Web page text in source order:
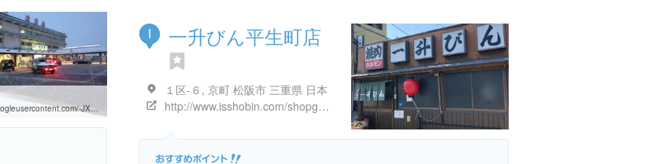
JXGFCMQirzc/U5MXamR-AUI/AAAAAAAAADM/jUrfm0EZi2M/w460-h310-k
一升びん平生町店
１区-６, 京町 松阪市 三重県 日本
http://www.isshobin.com/shopguide/2011/12/post-24.php